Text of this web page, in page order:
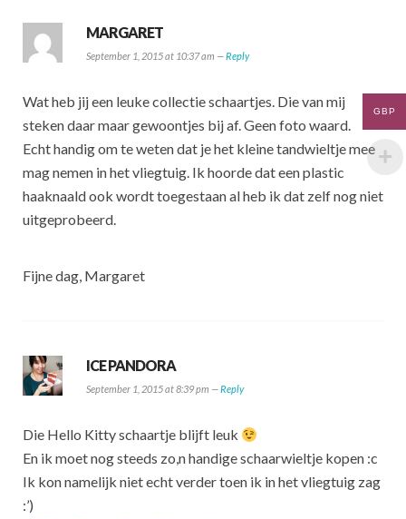
MARGARET
September 1, 2015 at 10:37 am —Reply
Wat heb jij een leuke collectie schaartjes. Die van mij
steken daar maar gewoontjes bij af. Geen foto waard.
Echt handig om te weten dat je het kleine tandwieltje mee
mag nemen in het vliegtuig. Ik hoorde dat een plastic
haaknaald ook wordt toegestaan al heb ik dat zelf nog niet
uitgeprobeerd.
Fijne dag, Margaret
ICE PANDORA
September 1, 2015 at 8:39 pm —Reply
Die Hello Kitty schaartje blijft leuk
En ik moet nog steeds zo,n handige schaarwieltje kopen :c
Ik kon namelijk niet echt verder toen ik in het vliegtuig zag
:’)
GBP